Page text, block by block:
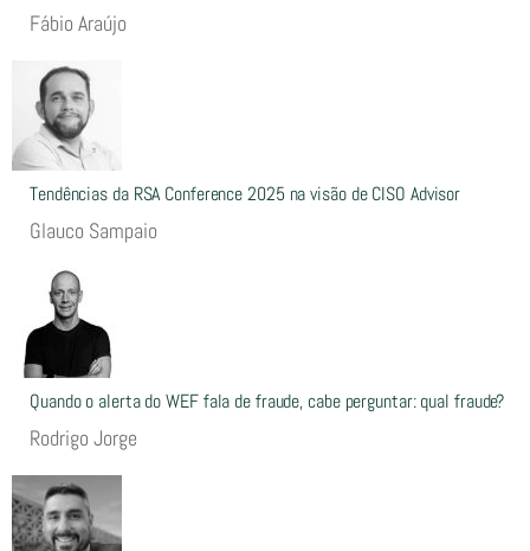
Fábio Araújo
Tendências da RSA Conference 2025 na visão de CISO Advisor
Glauco Sampaio
Quando o alerta do WEF fala de fraude, cabe perguntar: qual fraude?
Rodrigo Jorge